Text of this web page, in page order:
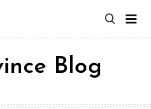
Blog